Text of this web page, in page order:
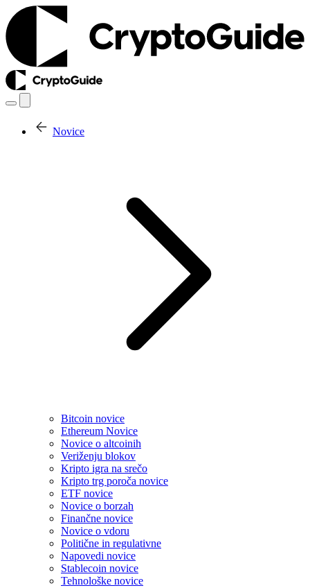
Novice
Bitcoin novice
Ethereum Novice
Novice o altcoinih
Veriženju blokov
Kripto igra na srečo
Kripto trg poroča novice
ETF novice
Novice o borzah
Finančne novice
Novice o vdoru
Politične in regulativne
Napovedi novice
Stablecoin novice
Tehnološke novice